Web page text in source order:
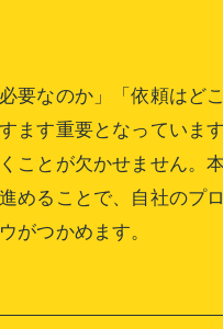
要なのか」「依頼は
ます重要となってい
ことが欠かせません。
めることで、自社の
がつかめます。